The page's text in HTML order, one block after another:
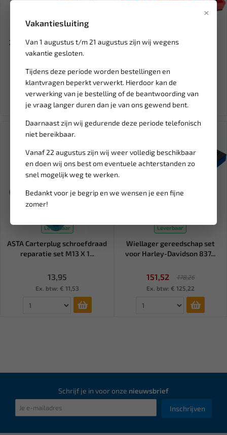
×
Vakantiesluiting
Van 1 augustus t/m 21 augustus zijn wij wegens
vakantie gesloten.
Tijdens deze periode worden bestellingen en
klantvragen beperkt verwerkt. Hierdoor kan de
verwerking van je bestelling of de beantwoording van
je vraag langer duren dan je van ons gewend bent.
Daarnaast zijn wij gedurende deze periode telefonisch
niet bereikbaar.
Vanaf 22 augustus zijn wij weer volledig beschikbaar
en doen wij ons best om eventuele achterstanden zo
snel mogelijk weg te werken.
Bedankt voor je begrip en we wensen je een fijne
zomer!
Leverbaar
ZEKERING TYPE JAP-CS 50A (1
ST) BL-SL050CS
5,74
Ex. btw: € 4,74
FORCE Keerring demontage
157,77
Ex. btw: € 130,39
Leverbaar
ASTA Carterplug schroefdraad
reparatie set M13 X 1...
13,95
Ex. btw: € 11,53
SALE!
Leverbaar
Wiellager gereedschap set
voor Harley-Davidson 837...
151,52
178,26
Ex. btw: € 125,22
Schrijf je in voor onze nieuwsbrief
Inschrijven